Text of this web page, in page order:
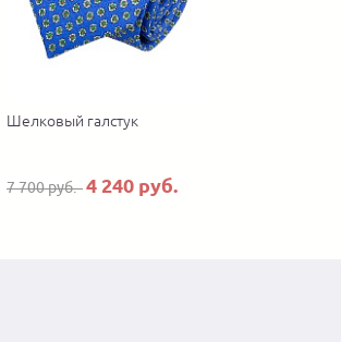
Шелковый галстук
7 700 руб.4 240 руб.